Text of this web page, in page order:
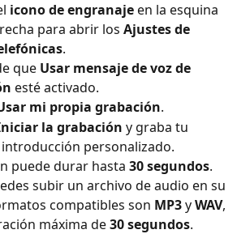
icono de engranaje en la esquina
para abrir los Ajustes de
.
que Usar mensaje de voz de
esté activado.
mi propia grabación.
la grabación y graba tu
personalizado.
puede durar hasta 30 segundos.
subir un archivo de audio en su
compatibles son MP3 y WAV,
máxima de 30 segundos.